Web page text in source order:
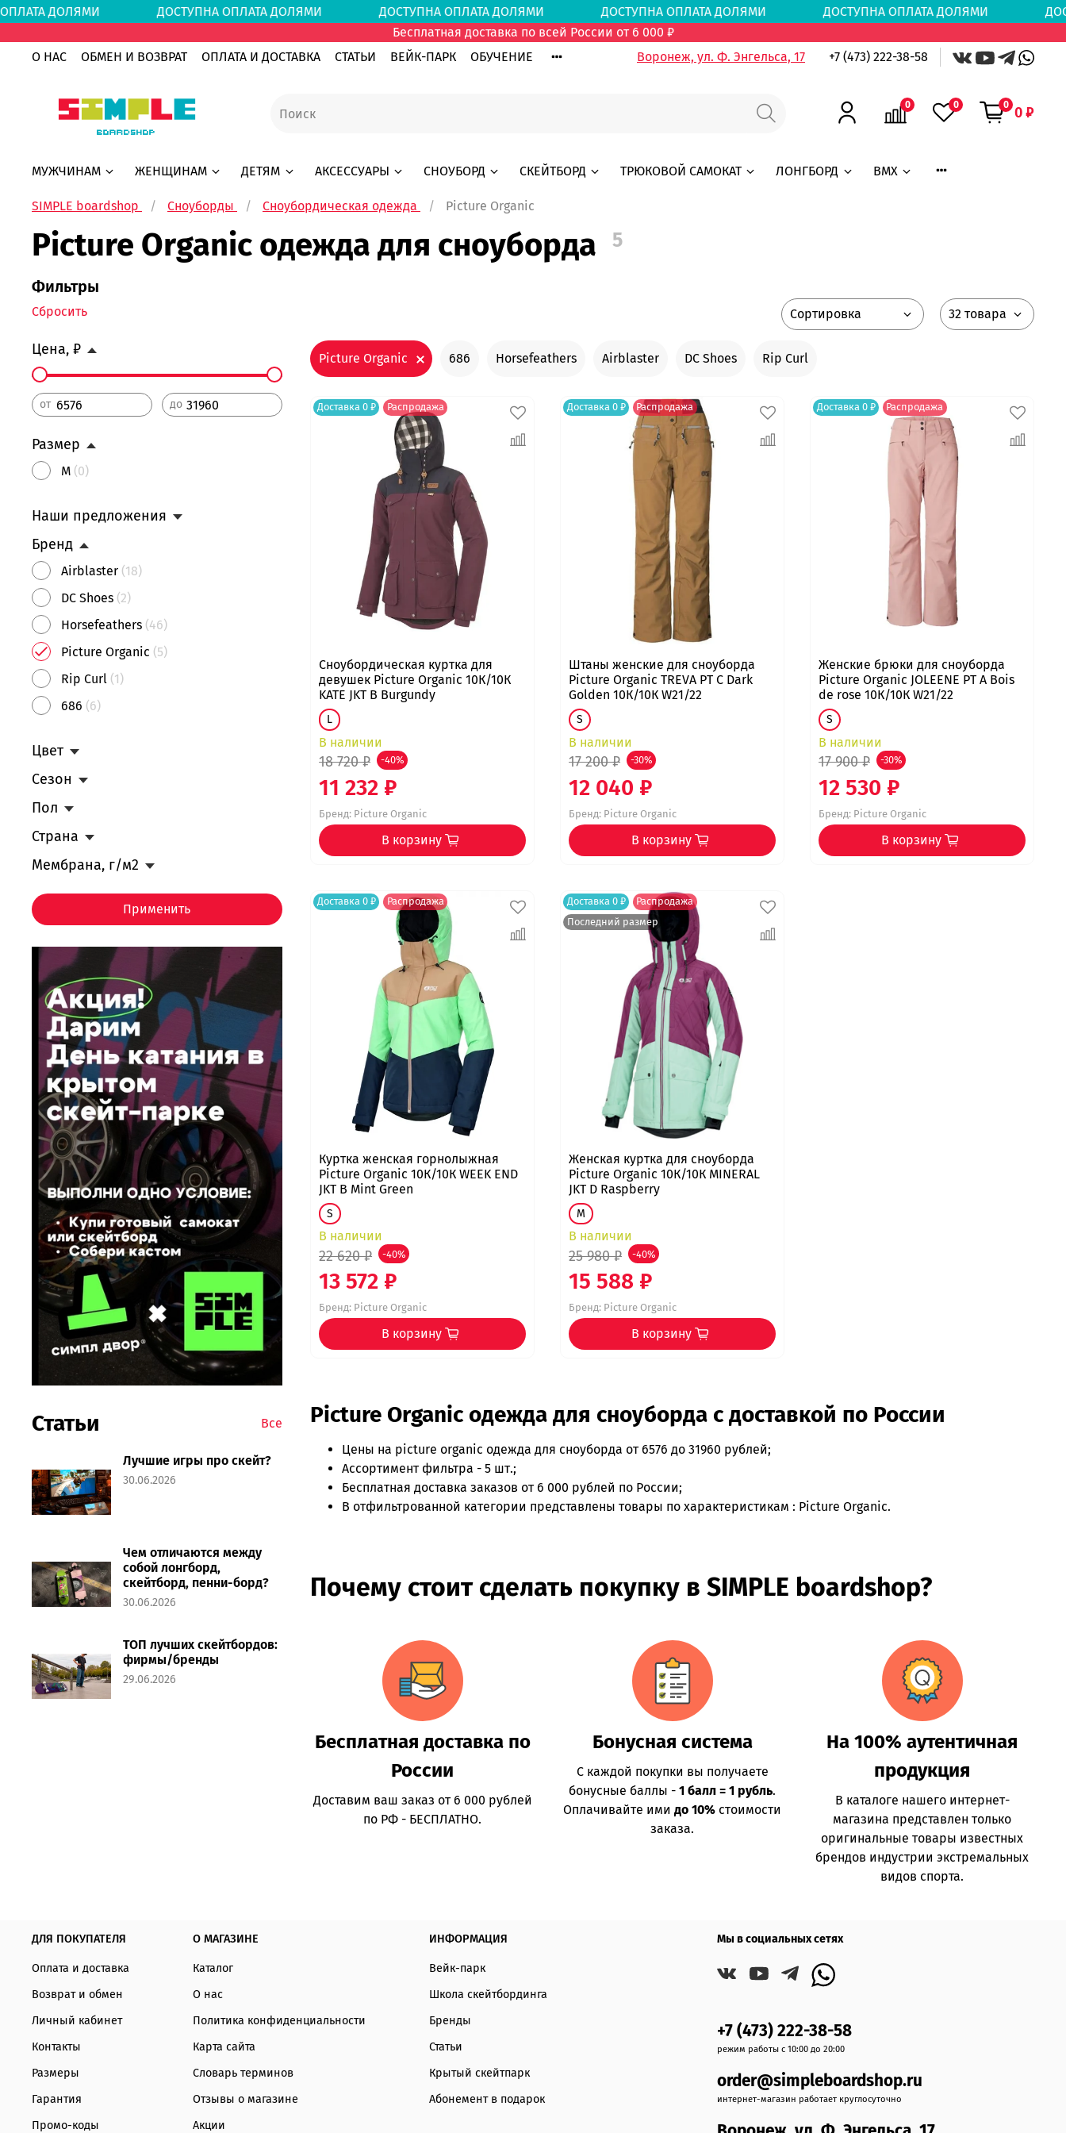
ОПЛАТА ДОЛЯМИ ДОСТУПНА ОПЛАТА ДОЛЯМИ ДОСТУПНА ОПЛАТА ДОЛЯМИ ДОСТУПНА ОПЛАТА ДОЛЯМИ ДОСТУПНА ОПЛАТА ДОЛЯМИ
Бесплатная доставка по всей России от 6 000 ₽
О НАС
ОБМЕН И ВОЗВРАТ ОПЛАТА И ДОСТАВКА СТАТЬИ ВЕЙК-ПАРК ОБУЧЕНИЕ Воронеж, ул. Ф. Энгельса, 17 +7 (473) 222-38-58
0 0 0 0 ₽
МУЖЧИНАМ ЖЕНЩИНАМ ДЕТЯМ АКСЕССУАРЫ СНОУБОРД СКЕЙТБОРД ТРЮКОВОЙ САМОКАТ ЛОНГБОРД BMX
SIMPLE boardshop Сноуборды Сноубордическая одежда Picture Organic
Picture Organic одежда для сноуборда 5
Picture Organic 686 Horsefeathers Airblaster DC Shoes Rip Curl
Доставка 0 ₽ Распродажа
Сноубордическая куртка для
девушек Picture Organic 10К/10К
KATE JKT B Burgundy
L
В наличии
18 720 ₽ -40%
11 232 ₽
Бренд: Picture Organic
В корзину
Доставка 0 ₽ Распродажа
Штаны женские для сноуборда
Picture Organic TREVA PT C Dark
Golden 10К/10К W21/22
S
В наличии
17 200 ₽ -30%
12 040 ₽
Бренд: Picture Organic
В корзину
Доставка 0 ₽ Распродажа
Женские брюки для сноуборда
Picture Organic JOLEENE PT A Bois
de rose 10К/10К W21/22
S
В наличии
17 900 ₽ -30%
12 530 ₽
Бренд: Picture Organic
В корзину
Доставка 0 ₽ Распродажа
Куртка женская горнолыжная
Picture Organic 10К/10К WEEK END
JKT B Mint Green
S
В наличии
22 620 ₽ -40%
13 572 ₽
Бренд: Picture Organic
В корзину
Доставка 0 ₽
Распродажа
Последний размер
Женская куртка для сноуборда
Picture Organic 10К/10К MINERAL
JKT D Raspberry
M
В наличии
25 980 ₽ -40%
15 588 ₽
Бренд: Picture Organic
В корзину
Picture Organic одежда для сноуборда с доставкой по России
Цены на picture organic одежда для сноуборда от 6576 до 31960 рублей;
Ассортимент фильтра - 5 шт.;
Бесплатная доставка заказов от 6 000 рублей по России;
В отфильтрованной категории представлены товары по характеристикам : Picture Organic.
Почему стоит сделать покупку в SIMPLE boardshop?
Бесплатная доставка по
России
Доставим ваш заказ от 6 000 рублей
по РФ - БЕСПЛАТНО.
Бонусная система
С каждой покупки вы получаете
бонусные баллы -1 балл = 1 рубль.
Оплачивайте имидо 10% стоимости
заказа.
На 100% аутентичная
продукция
В каталоге нашего интернет-
магазина представлен только
оригинальные товары известных
брендов индустрии экстремальных
видов спорта.
Фильтры
Сбросить
Цена, ₽
от до
Размер
M (0)
Наши предложения
Бренд
Airblaster (18)
DC Shoes (2)
Horsefeathers (46)
Picture Organic (5)
Rip Curl (1)
686 (6)
Цвет
Сезон
Пол
Страна
Мембрана, г/м2
Применить
Статьи Все
Лучшие игры про скейт?
30.06.2026
Чем отличаются между
собой лонгборд,
скейтборд, пенни-борд?
30.06.2026
ТОП лучших скейтбордов:
фирмы/бренды
29.06.2026
ДЛЯ ПОКУПАТЕЛЯ
Оплата и доставка
Возврат и обмен
Личный кабинет
Контакты
Размеры
Гарантия
Промо-коды
О МАГАЗИНЕ
Каталог
О нас
Политика конфиденциальности
Карта сайта
Словарь терминов
Отзывы о магазине
Акции
ИНФОРМАЦИЯ
Вейк-парк
Школа скейтбординга
Бренды
Статьи
Крытый скейтпарк
Абонемент в подарок
Мы в социальных сетях
+7 (473) 222-38-58
режим работы с 10:00 до 20:00
order@simpleboardshop.ru
интернет-магазин работает круглосуточно